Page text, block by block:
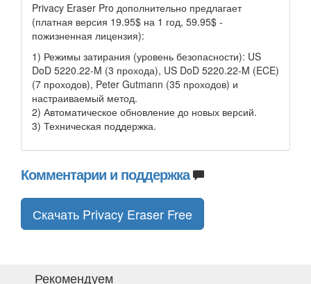
Privacy Eraser Pro дополнительно предлагает
(платная версия 19.95$ на 1 год, 59.95$ -
пожизненная лицензия):
1) Режимы затирания (уровень безопасности): US
DoD 5220.22-M (3 прохода), US DoD 5220.22-M (ECE)
(7 проходов), Peter Gutmann (35 проходов) и
настраиваемый метод.
2) Автоматическое обновление до новых версий.
3) Техническая поддержка.
Комментарии и поддержка
Скачать Privacy Eraser Free
Рекомендуем